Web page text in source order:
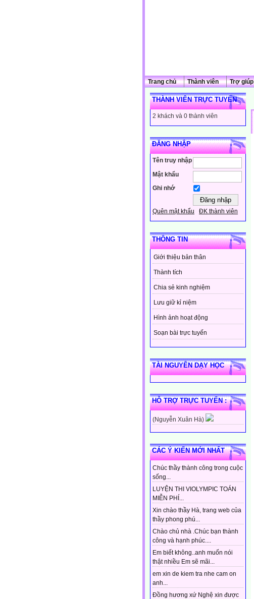
Trang chủ Thành viên Trợ giúp
THÀNH VIÊN TRỰC TUYẾN
2 khách và 0 thành viên
ĐĂNG NHẬP
Tên truy nhập
Mật khẩu
Ghi nhớ
Quên mật khẩu ĐK thành viên
THÔNG TIN
Giới thiệu bản thân
Thành tích
Chia sẻ kinh nghiệm
Lưu giữ kỉ niệm
Hình ảnh hoạt động
Soạn bài trực tuyến
TÀI NGUYÊN DẠY HỌC
HỖ TRỢ TRỰC TUYẾN :
(Nguyễn Xuân Hà)
CÁC Ý KIẾN MỚI NHẤT
Chúc thầy thành công trong cuộc
sống...
LUYỆN THI VIOLYMPIC TOÁN
MIỄN PHÍ...
Xin chào thầy Hà, trang web của
thầy phong phú...
Chào chủ nhà .Chúc bạn thành
công và hạnh phúc....
Em biết không..anh muốn nói
thật nhiều Em sẽ mãi...
em xin de kiem tra nhe cam on
anh...
Đồng hương xứ Nghệ xin được